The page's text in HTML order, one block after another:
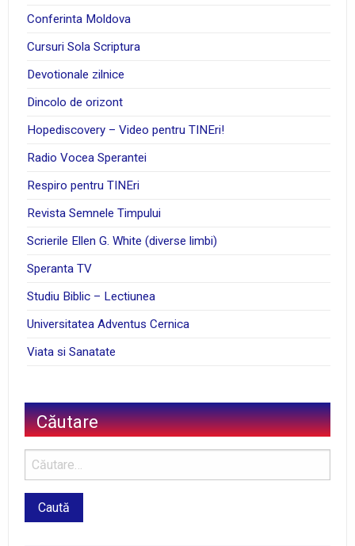
Conferinta Moldova
Cursuri Sola Scriptura
Devotionale zilnice
Dincolo de orizont
Hopediscovery – Video pentru TINEri!
Radio Vocea Sperantei
Respiro pentru TINEri
Revista Semnele Timpului
Scrierile Ellen G. White (diverse limbi)
Speranta TV
Studiu Biblic – Lectiunea
Universitatea Adventus Cernica
Viata si Sanatate
Căutare